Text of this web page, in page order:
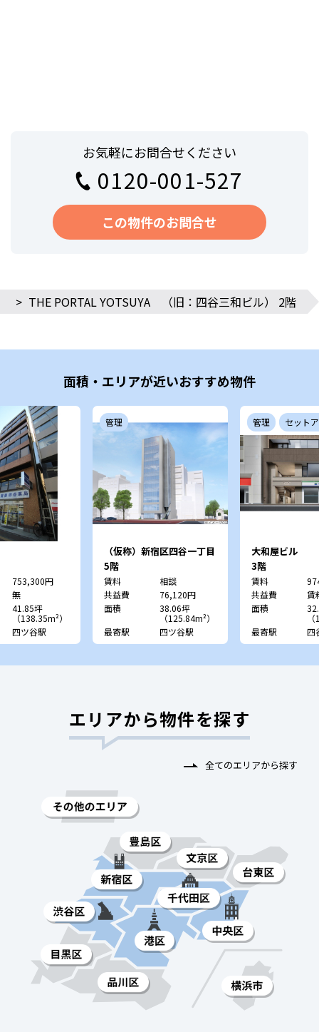
お気軽にお問合せください
0120-001-527
この物件のお問合せ
> THE PORTAL YOTSUYA （旧：四谷三和ビル） 2階
面積・エリアが近いおすすめ物件
753,300円
無
41.85坪
（138.35m²）
四ツ谷駅
管理
（仮称）新宿区四谷一丁目
計画
5階
賃料
相談
共益費
76,120円
面積
38.06坪
（125.84m²）
最寄駅
四ツ谷駅
管理 セット
大和屋ビル
3階
賃料
共益費
賃
面積
最寄駅
四
エリアから物件を探す
全てのエリアから探す